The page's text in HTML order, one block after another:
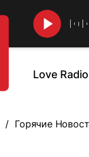
Love Radio
Горячие